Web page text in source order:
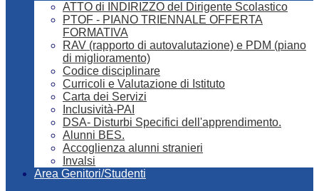
ATTO di INDIRIZZO del Dirigente Scolastico
PTOF - PIANO TRIENNALE OFFERTA
FORMATIVA
RAV (rapporto di autovalutazione) e PDM (piano
di miglioramento)
Codice disciplinare
Curricoli e Valutazione di Istituto
Carta dei Servizi
Inclusività-PAI
DSA- Disturbi Specifici dell'apprendimento.
Alunni BES.
Accoglienza alunni stranieri
Invalsi
Area Genitori/Studenti